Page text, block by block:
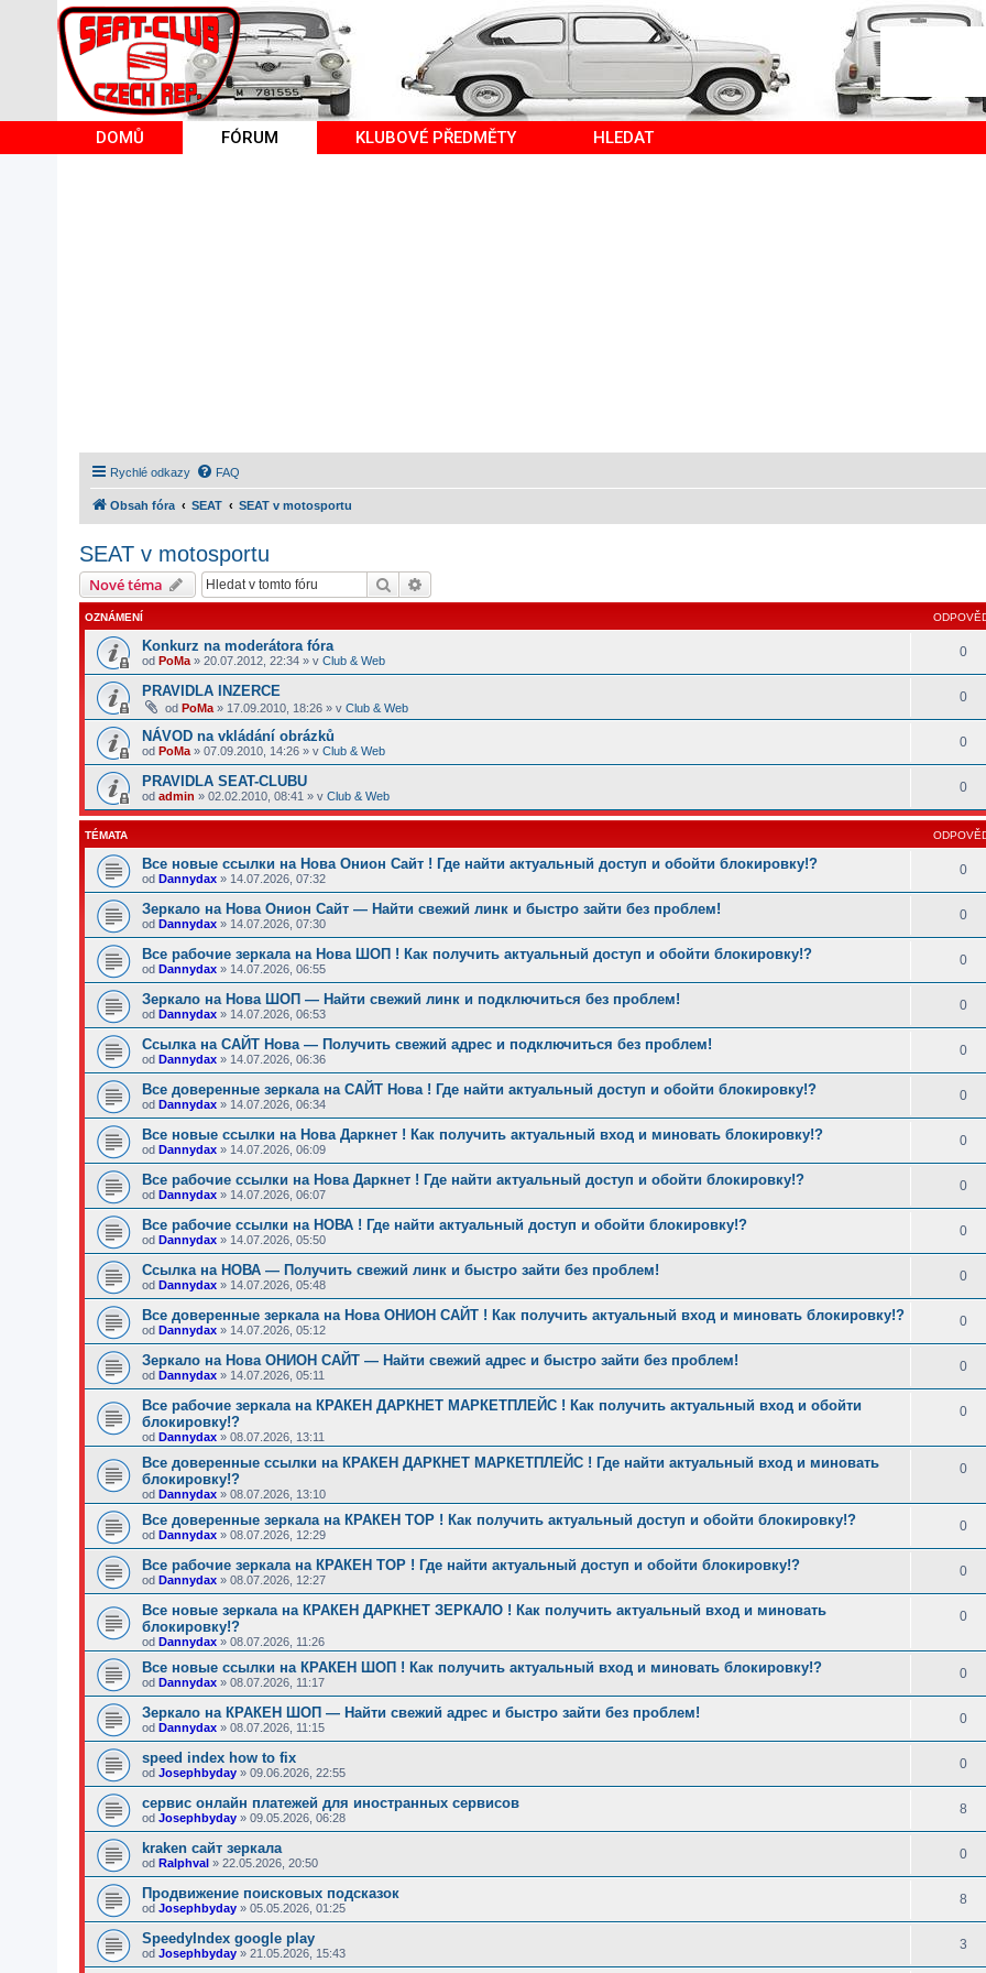
DOMŮ FÓRUM KLUBOVÉ PŘEDMĚTY HLEDAT
Rychlé odkazy FAQ
Obsah fóra SEAT SEAT v motosportu
SEAT v motosportu
Nové téma Hledat
OZNÁMENÍ
Konkurz na moderátora fóra
od PoMa » 20.07.2012, 22:34 » v Club & Web
0
PRAVIDLA INZERCE
od PoMa » 17.09.2010, 18:26 » v Club & Web
0
NÁVOD na vkládání obrázků
od PoMa » 07.09.2010, 14:26 » v Club & Web
0
PRAVIDLA SEAT-CLUBU
od admin » 02.02.2010, 08:41 » v Club & Web
0
TÉMATA
Все новые ссылки на Нова Онион Сайт ! Где найти актуальный доступ и обойти блокировку!?
od Dannydax » 14.07.2026, 07:32
0
Зеркало на Нова Онион Сайт — Найти свежий линк и быстро зайти без проблем!
od Dannydax » 14.07.2026, 07:30
0
Все рабочие зеркала на Нова ШОП ! Как получить актуальный доступ и обойти блокировку!?
od Dannydax » 14.07.2026, 06:55
0
Зеркало на Нова ШОП — Найти свежий линк и подключиться без проблем!
od Dannydax » 14.07.2026, 06:53
0
Ссылка на САЙТ Нова — Получить свежий адрес и подключиться без проблем!
od Dannydax » 14.07.2026, 06:36
0
Все доверенные зеркала на САЙТ Нова ! Где найти актуальный доступ и обойти блокировку!?
od Dannydax » 14.07.2026, 06:34
0
Все новые ссылки на Нова Даркнет ! Как получить актуальный вход и миновать блокировку!?
od Dannydax » 14.07.2026, 06:09
0
Все рабочие ссылки на Нова Даркнет ! Где найти актуальный доступ и обойти блокировку!?
od Dannydax » 14.07.2026, 06:07
0
Все рабочие ссылки на НОВА ! Где найти актуальный доступ и обойти блокировку!?
od Dannydax » 14.07.2026, 05:50
0
Ссылка на НОВА — Получить свежий линк и быстро зайти без проблем!
od Dannydax » 14.07.2026, 05:48
0
Все доверенные зеркала на Нова ОНИОН САЙТ ! Как получить актуальный вход и миновать блокировку!?
od Dannydax » 14.07.2026, 05:12
0
Зеркало на Нова ОНИОН САЙТ — Найти свежий адрес и быстро зайти без проблем!
od Dannydax » 14.07.2026, 05:11
0
Все рабочие зеркала на КРАКЕН ДАРКНЕТ МАРКЕТПЛЕЙС ! Как получить актуальный вход и обойти
блокировку!?
od Dannydax » 08.07.2026, 13:11
0
Все доверенные ссылки на КРАКЕН ДАРКНЕТ МАРКЕТПЛЕЙС ! Где найти актуальный вход и миновать
блокировку!?
od Dannydax » 08.07.2026, 13:10
0
Все доверенные зеркала на КРАКЕН ТОР ! Как получить актуальный доступ и обойти блокировку!?
od Dannydax » 08.07.2026, 12:29
0
Все рабочие зеркала на КРАКЕН ТОР ! Где найти актуальный доступ и обойти блокировку!?
od Dannydax » 08.07.2026, 12:27
0
Все новые зеркала на КРАКЕН ДАРКНЕТ ЗЕРКАЛО ! Как получить актуальный вход и миновать
блокировку!?
od Dannydax » 08.07.2026, 11:26
0
Все новые ссылки на КРАКЕН ШОП ! Как получить актуальный вход и миновать блокировку!?
od Dannydax » 08.07.2026, 11:17
0
Зеркало на КРАКЕН ШОП — Найти свежий адрес и быстро зайти без проблем!
od Dannydax » 08.07.2026, 11:15
0
speed index how to fix
od Josephbyday » 09.06.2026, 22:55
0
сервис онлайн платежей для иностранных сервисов
od Josephbyday » 09.05.2026, 06:28
8
kraken сайт зеркала
od Ralphval » 22.05.2026, 20:50
0
Продвижение поисковых подсказок
od Josephbyday » 05.05.2026, 01:25
8
SpeedyIndex google play
od Josephbyday » 21.05.2026, 15:43
3